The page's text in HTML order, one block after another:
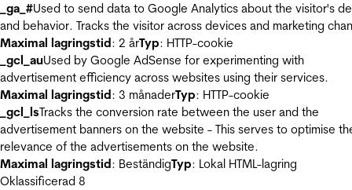
_ga_#Used to send data to Google Analytics about the visitor's
and behavior. Tracks the visitor across devices and marketing
Maximal lagringstid: 2 årTyp: HTTP-cookie
_gcl_auUsed by Google AdSense for experimenting with
advertisement efficiency across websites using their services.
Maximal lagringstid: 3 månaderTyp: HTTP-cookie
_gcl_lsTracks the conversion rate between the user and the
advertisement banners on the website - This serves to optimise
relevance of the advertisements on the website.
Maximal lagringstid: BeständigTyp: Lokal HTML-lagring
Oklassificerad 8